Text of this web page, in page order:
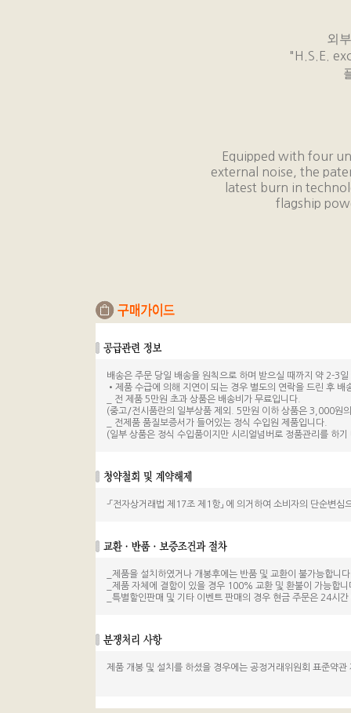
외
"H.S.E.
Equipped with four
external noise, the
latest burn in
flagship
배송은 주문 당일 배송을 원칙으로 하며 받으실 때까지 약 2-3
•제품 수급에 의해 지연이 되는 경우 별도의 연락을 드린 후 배
_ 전 제품 5만원 초과 상품은 배송비가 무료입니다.
(중고/전시품란의 일부상품 제외. 5만원 이하 상품은 3,000원
_ 전제품 품질보증서가 들어있는 정식 수입원 제품입니다.
(일부 상품은 정식 수입품이지만 시리얼넘버로 정품관리를 하
-「전자상거래법 제17조 제1항」 에 의거하여 소비자의 단순변
_제품을 설치하였거나 개봉후에는 반품 및 교환이 불가능합니다.
_제품 자체에 결함이 있을 경우 100% 교환 및 환불이 가능합니
_특별할인판매 및 기타 이벤트 판매의 경우 현금 주문은 24시
제품 개봉 및 설치를 하셨을 경우에는 공정거래위원회 표준약